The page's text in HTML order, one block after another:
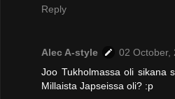
Reply
Alec A-style
02 October,
Joo Tukholmassa oli sikana
Millaista Japseissa oli? :p